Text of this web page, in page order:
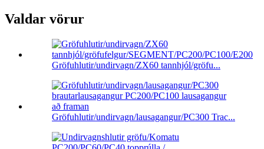
Valdar vörur
Gröfuhlutir/undirvagn/ZX60 tannhjól/gröfu...
Gröfuhlutir/undirvagn/lausagangur/PC300 Trac...